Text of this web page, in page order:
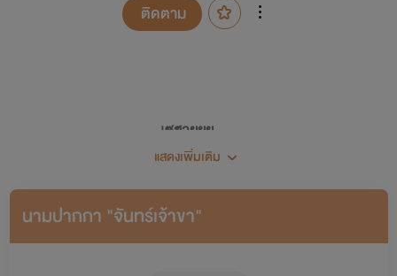
ติดตาม
เซฮายยย...
ยินดีต้อนรับเข้าสู่โลกเขย่าขวัญ (เขย่าทำไม 555)
แสดงเพิ่มเติม
นามปากกา "จันทร์เจ้าขา"